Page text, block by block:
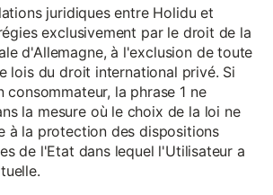
juridiques entre Holidu et
exclusivement par le droit de la
d'Allemagne, à l'exclusion de toute
lois du droit international privé. Si
consommateur, la phrase 1 ne
la mesure où le choix de la loi ne
à la protection des dispositions
de l'Etat dans lequel l'Utilisateur a